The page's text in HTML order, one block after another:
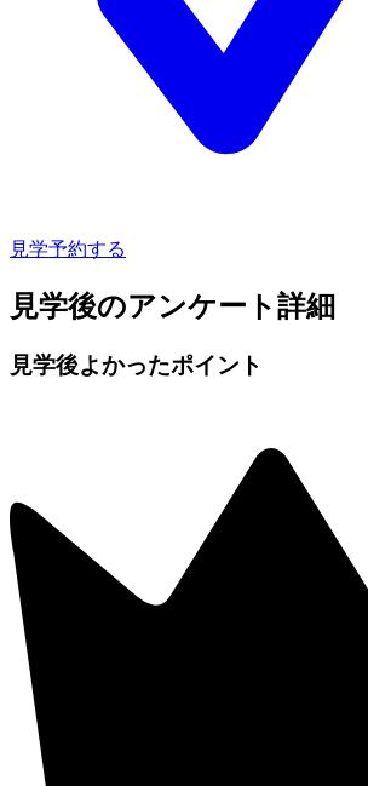
見学予約する
見学後のアンケート詳細
見学後よかったポイント